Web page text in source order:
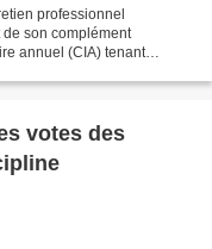
professionnel
son complément
annuel (CIA) tenant
votes des